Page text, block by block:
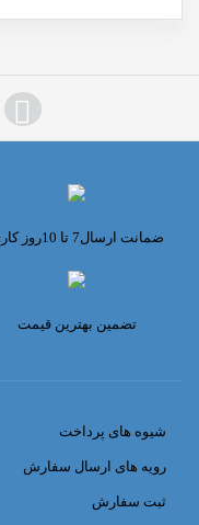
ضمانت ارسال7 تا 10روز کاری
تضمین بهترین قیمت
شیوه های پرداخت
رویه های ارسال سفارش
ثبت سفارش